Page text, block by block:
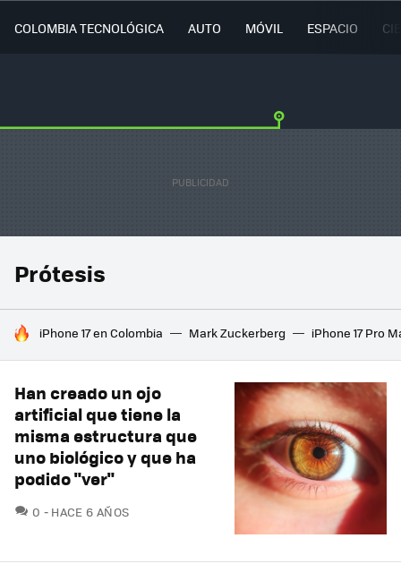
COLOMBIA TECNOLÓGICA AUTO MÓVIL ESPACIO
Prótesis
HOY SE HABLA DE
iPhone 17 en Colombia Mark Zuckerberg iPhone 17 Pro
Han creado un ojo
artificial que tiene la
misma estructura que
uno biológico y que ha
podido "ver"
0 COMENTARIOS
HACE 6 AÑOS